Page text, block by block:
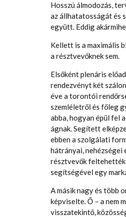
Hosszú álmodozás,
az állhatatosságát és
együtt. Eddig
Kellett is a maximális
a résztvevőknek sem.
Elsőként plenáris
rendezvényt két
éve a torontói
szemléletről és főleg
abba, hogyan épül fel
ágnak. Segített
ebben a szolgálati
hátrányai, nehézségei
résztvevők feltehették
segítségével egy
A másik nagy és több
képviselte. Ő – a nem
visszatekintő,